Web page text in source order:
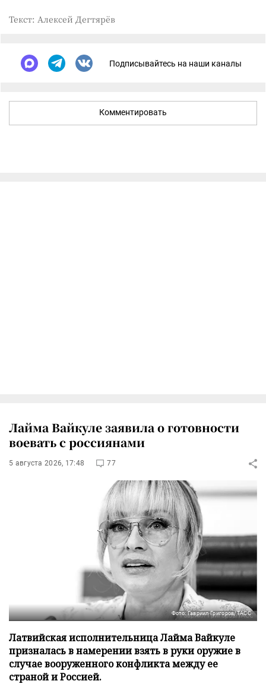
Текст: Алексей Дегтярёв
Подписывайтесь на наши каналы
Комментировать
Лайма Вайкуле заявила о готовности
воевать с россиянами
5 августа 2026, 17:48 77
Фото: Гавриил Григоров/ТАСС
Латвийская исполнительница Лайма Вайкуле
призналась в намерении взять в руки оружие в
случае вооруженного конфликта между ее
страной и Россией.